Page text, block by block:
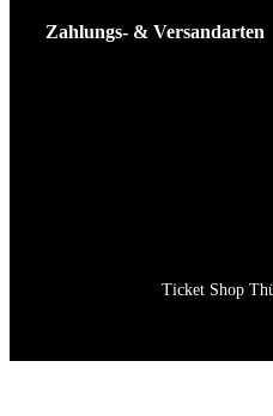
Zahlungs- & Versandarten
Ticket Shop